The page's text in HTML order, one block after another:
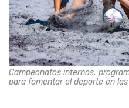
Campeonatos internos,
para fomentar el deporte en